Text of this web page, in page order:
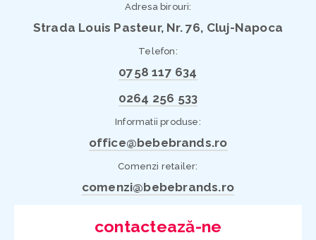
Adresa birouri:
Strada Louis Pasteur, Nr. 76, Cluj-Napoca
Telefon:
0758 117 634
0264 256 533
Informatii produse:
office@bebebrands.ro
Comenzi retailer:
comenzi@bebebrands.ro
contactează-ne